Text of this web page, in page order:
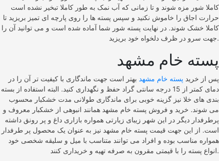
کاملا شور مزه شوند و تا زمانی که آب نمک به طور کاملا تبخیر نشده است
حرارت اجاق را خاموش نکنید و سپس پسته ها را روی پارچه ای تمیز بریزید تا
کاملا خشک شوند. در نهایت پسته شور شما آماده شده است و می توانید آن‌ را
جهت سرو در ظرف دلخواه خود بریزید.
پسته خام مشهد
پس از خرید پسته خام مشهد بهتر است جهت ماندگاری با کیفیت تر آن را در
دمای کمتر از 15 درجه سانتی گراد حفظ و نگهداری کنید. البته استفاده از بسته
بندی های خلا نیز گزینه خوبی برای ماندگاری طولانی مدت خشکبار محسوب
می شوند. خرید و فروش پسته خام مشهد همانند انبوهی از خشکبار معروف و
پرطرفدار دیگر در این شهر زیبای زیارتی همواره بازاری داغ و پر رونق داشته
است. از این جهت قیمت پسته خام مشهد نیز به عنوان یک محصول پر طرفدار
همواره مناسب بوده و افراد می توانند متناسب با میل و سلیقه شخصی خود
انواع پسته را با قیمتی مقرون به صرفه تهیه و خریداری کنند.